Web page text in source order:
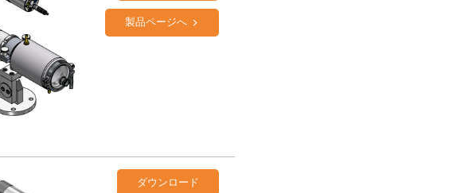
製品ページへ
ダウンロード